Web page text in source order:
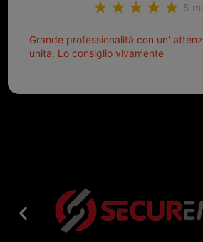
5
Grande professionalità con un'
unita. Lo consiglio vivamente